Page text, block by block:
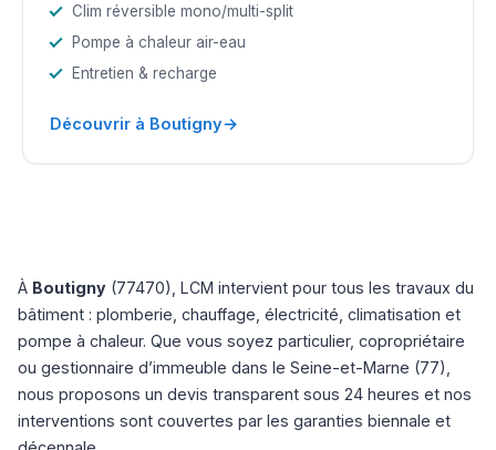
Clim réversible mono/multi-split
Pompe à chaleur air-eau
Entretien & recharge
Découvrir à Boutigny→
À Boutigny (77470), LCM intervient pour tous les travaux du
bâtiment : plomberie, chauffage, électricité, climatisation et
pompe à chaleur. Que vous soyez particulier, copropriétaire
ou gestionnaire d’immeuble dans le Seine-et-Marne (77),
nous proposons un devis transparent sous 24 heures et nos
interventions sont couvertes par les garanties biennale et